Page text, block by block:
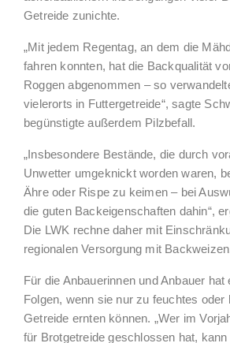
Getreide zunichte.
„Mit jedem Regentag, an dem die
fahren konnten, hat die Backqualität
Roggen abgenommen – so
vielerorts in Futtergetreide“, sagte
begünstigte außerdem Pilzbefall.
„Insbesondere Bestände, die durch
Unwetter umgeknickt worden waren,
Ähre oder Rispe zu keimen – bei
die guten Backeigenschaften dahin“,
Die LWK rechne daher mit
regionalen Versorgung mit
Für die Anbauerinnen und Anbauer
Folgen, wenn sie nur zu feuchtes oder
Getreide ernten können. „Wer im
für Brotgetreide geschlossen hat,